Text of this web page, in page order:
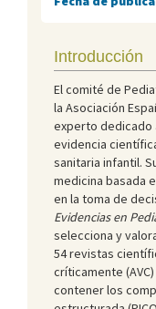
Introducción
El comité de
la Asociación
experto dedicado
evidencia
sanitaria infantil.
medicina basada
en la toma de
Evidencias en
selecciona y
54 revistas
críticamente
contener los